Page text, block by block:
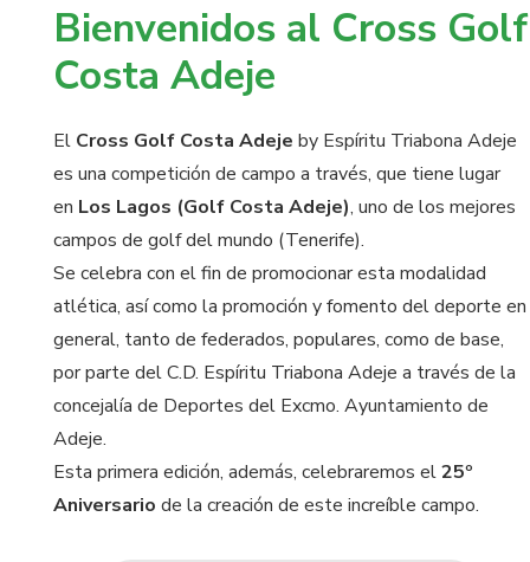
Bienvenidos al Cross Golf
Costa Adeje
El Cross Golf Costa Adeje by Espíritu Triabona Adeje
es una competición de campo a través, que tiene lugar
en Los Lagos (Golf Costa Adeje), uno de los mejores
campos de golf del mundo (Tenerife).
Se celebra con el fin de promocionar esta modalidad
atlética, así como la promoción y fomento del deporte en
general, tanto de federados, populares, como de base,
por parte del C.D. Espíritu Triabona Adeje a través de la
concejalía de Deportes del Excmo. Ayuntamiento de
Adeje.
Esta primera edición, además, celebraremos el25º
Aniversario de la creación de este increíble campo.